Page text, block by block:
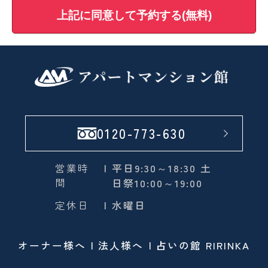
上記に同意して予約する(無料)
0120-773-630
営業時
間
| 平日9:30～18:30 土
日祭10:00～19:00
定休日
| 水曜日
オーナー様へ 法人様へ 占いの館 RIRINKA